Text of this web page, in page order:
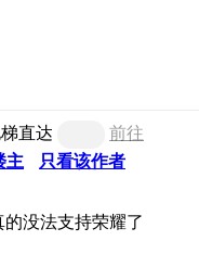
直达
前往
主
只看该作者
没法支持荣耀了